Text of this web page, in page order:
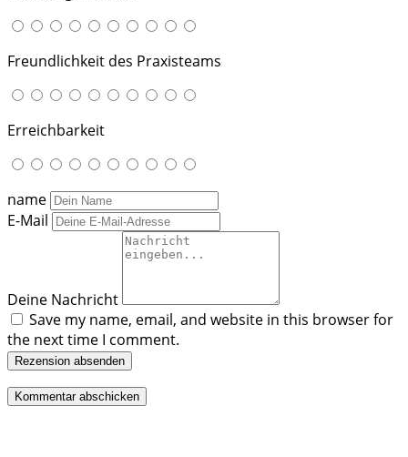
Freundlichkeit des Praxisteams
Erreichbarkeit
name
E-Mail
Deine Nachricht
Save my name, email, and website in this browser for
the next time I comment.
Rezension absenden